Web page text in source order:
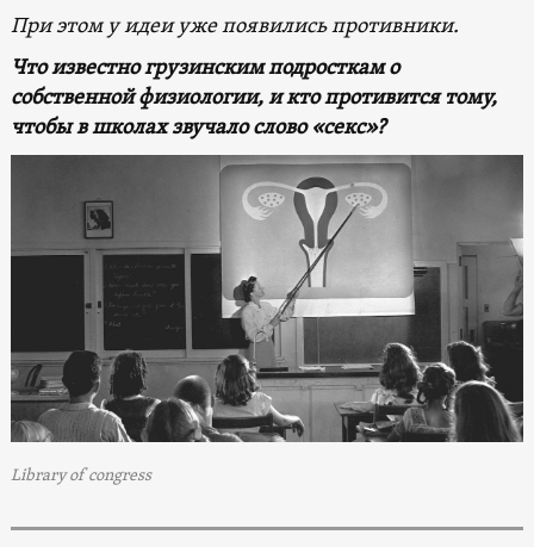
При этом у идеи уже появились противники.
Что известно грузинским подросткам о
собственной физиологии, и кто противится тому,
чтобы в школах звучало слово «секс»?
Library of congress